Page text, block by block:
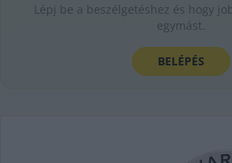
Lépj be a beszélgetéshez és hogy
egymást.
BELÉPÉS